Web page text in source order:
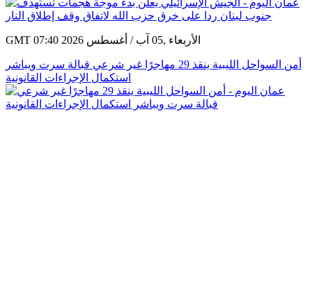
GMT 07:40 2026 الأربعاء ,05 آب / أغسطس
أمن السواحل الليبية ينقذ 29 مهاجرًا غير شرعي قبالة سرت ويباشر
استكمال الإجراءات القانونية